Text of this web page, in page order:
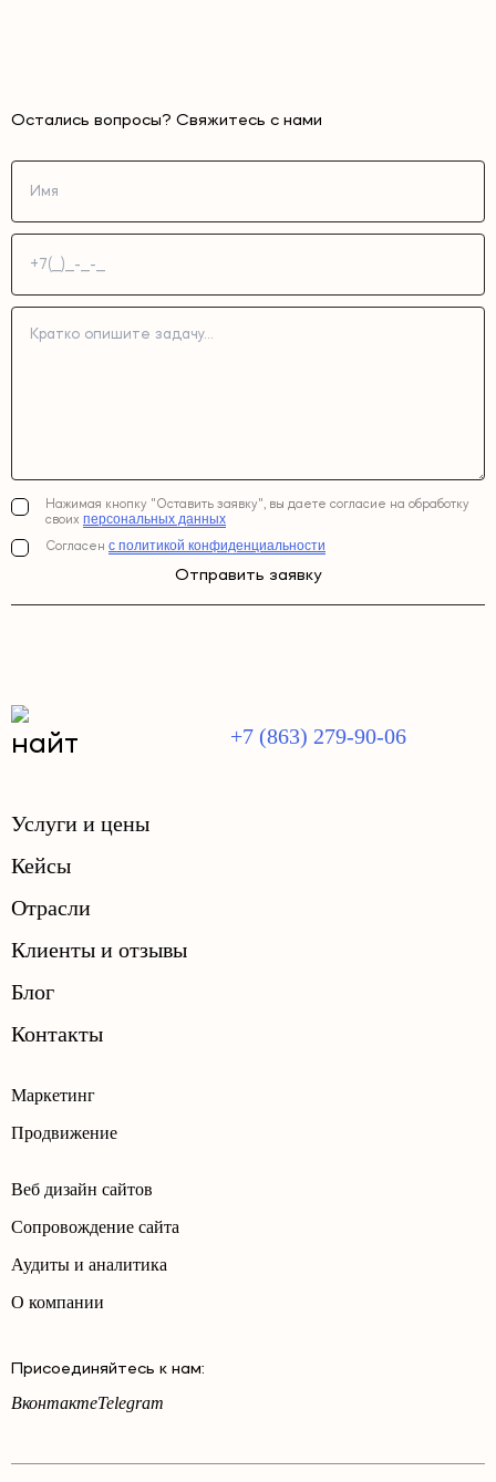
Остались вопросы? Свяжитесь с нами
Нажимая кнопку "Оставить заявку", вы даете согласие на обработку
своих персональных данных
Согласен с политикой конфиденциальности
Отправить заявку
+7 (863) 279-90-06
Маркетинг
Продвижение
Веб дизайн сайтов
Сопровождение сайта
Аудиты и аналитика
О компании
Присоединяйтесь к нам:
ВконтактеTelegram
Услуги и цены
Кейсы
Отрасли
Клиенты и отзывы
Блог
Контакты